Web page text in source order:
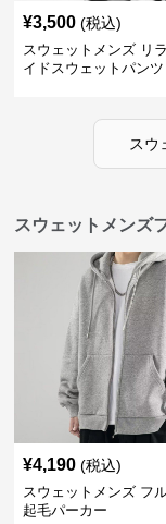
¥3,500 (税込)
スウェットメンズ リ
イドスウェットパンツ
スウ
スウェットメンズ
¥4,190 (税込)
スウェットメンズ フ
起毛パーカー